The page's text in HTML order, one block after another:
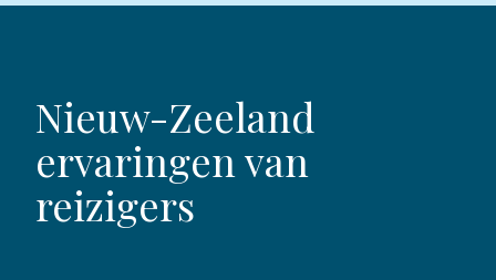
Nieuw-Zeeland
ervaringen van
reizigers